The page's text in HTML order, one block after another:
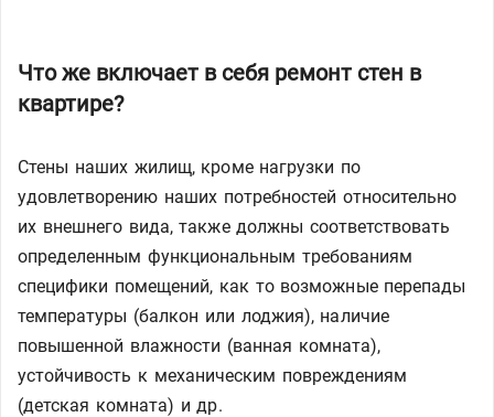
Что же включает в себя ремонт стен в
квартире?
Стены наших жилищ, кроме нагрузки по
удовлетворению наших потребностей относительно
их внешнего вида, также должны соответствовать
определенным функциональным требованиям
специфики помещений, как то возможные перепады
температуры (балкон или лоджия), наличие
повышенной влажности (ванная комната),
устойчивость к механическим повреждениям
(детская комната) и др.